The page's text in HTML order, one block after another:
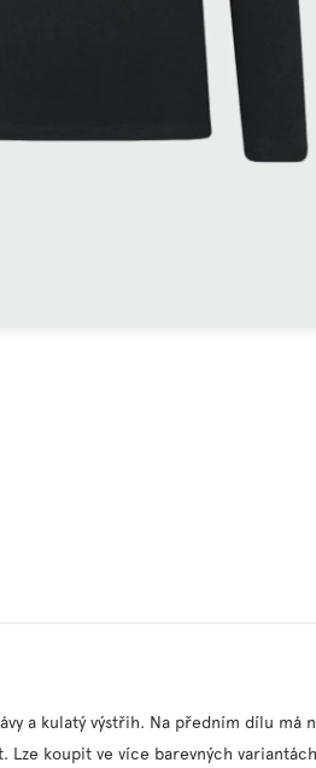
a kulatý výstřih. Na předním dílu má
koupit ve více barevných